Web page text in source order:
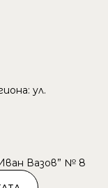
ул.
Вазов” № 8